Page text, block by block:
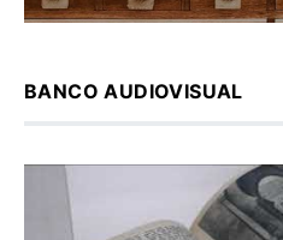
BANCO AUDIOVISUAL